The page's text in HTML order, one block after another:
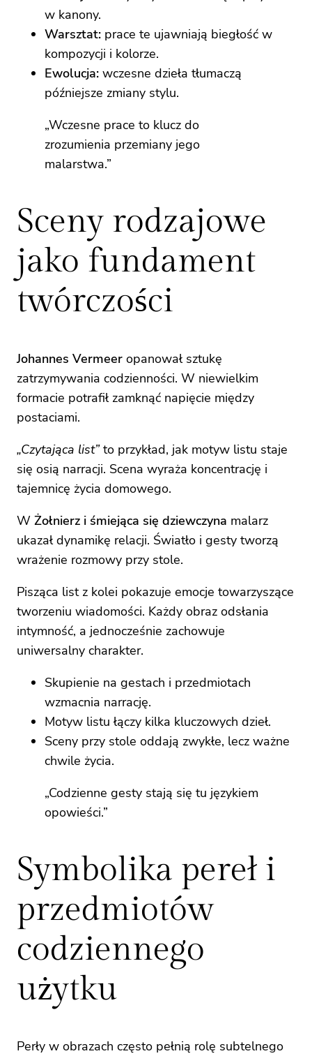
w kanony.
Warsztat: prace te ujawniają biegłość w
kompozycji i kolorze.
Ewolucja: wczesne dzieła tłumaczą
późniejsze zmiany stylu.
„Wczesne prace to klucz do
zrozumienia przemiany jego
malarstwa.”
Sceny rodzajowe
jako fundament
twórczości
Johannes Vermeer opanował sztukę
zatrzymywania codzienności. W niewielkim
formacie potrafił zamknąć napięcie między
postaciami.
„Czytająca list”to przykład, jak motyw listu staje
się osią narracji. Scena wyraża koncentrację i
tajemnicę życia domowego.
W Żołnierz i śmiejąca się dziewczyna malarz
ukazał dynamikę relacji. Światło i gesty tworzą
wrażenie rozmowy przy stole.
Pisząca list z kolei pokazuje emocje towarzyszące
tworzeniu wiadomości. Każdy obraz odsłania
intymność, a jednocześnie zachowuje
uniwersalny charakter.
Skupienie na gestach i przedmiotach
wzmacnia narrację.
Motyw listu łączy kilka kluczowych dzieł.
Sceny przy stole oddają zwykłe, lecz ważne
chwile życia.
„Codzienne gesty stają się tu językiem
opowieści.”
Symbolika pereł i
przedmiotów
codziennego
użytku
Perły w obrazach często pełnią rolę subtelnego